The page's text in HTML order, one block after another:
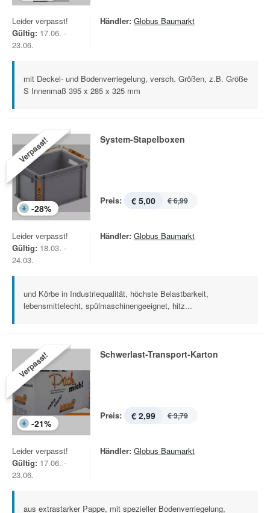
Leider verpasst!
Gültig: 17.06. -
23.06.
Händler: Globus Baumarkt
mit Deckel- und Bodenverriegelung, versch. Größen, z.B. Größe
S Innenmaß 395 x 285 x 325 mm
Verpasst!
-28%
System-Stapelboxen
Preis: € 5,00 € 6,99
Leider verpasst!
Gültig: 18.03. -
24.03.
Händler: Globus Baumarkt
und Körbe in Industriequalität, höchste Belastbarkeit,
lebensmittelecht, spülmaschinengeeignet, hitz...
Verpasst!
-21%
Schwerlast-Transport-Karton
Preis: € 2,99 € 3,79
Leider verpasst!
Gültig: 17.06. -
23.06.
Händler: Globus Baumarkt
aus extrastarker Pappe, mit spezieller Bodenverriegelung,